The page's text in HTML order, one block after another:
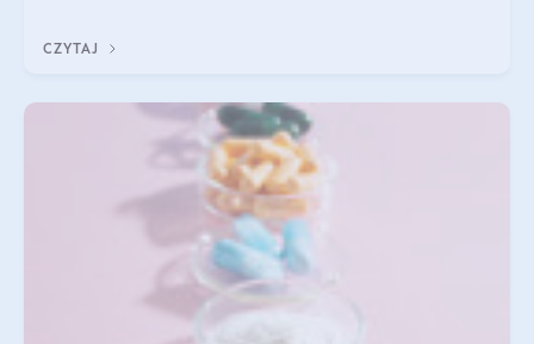
bariera hydrolipidowa.
CZYTAJ